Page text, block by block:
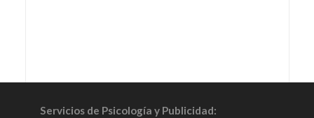
Servicios de Psicología y Publicidad: